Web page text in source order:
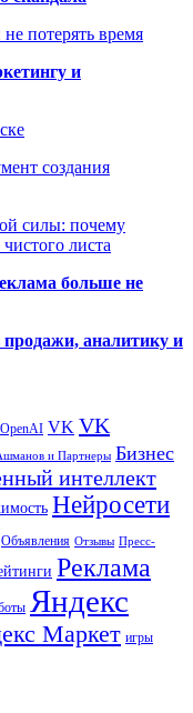
потерять время
и
создания
силы: почему
листа
больше не
продажи, аналитику и
OpenAI VK VK
и Партнеры Бизнес
интеллект
Нейросети
Объявления Отзывы Пресс-
Реклама
Яндекс
Маркет игры